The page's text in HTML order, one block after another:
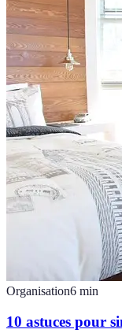
Organisation6 min
10 astuces pour